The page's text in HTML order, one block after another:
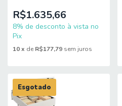
R$1.635,66
8% de desconto à vista no
Pix
10x de R$177,79 sem juros
Esgotado